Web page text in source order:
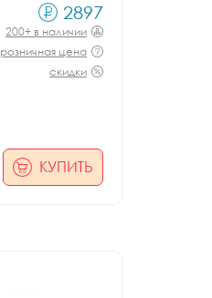
2897
200+ в наличии
розничная цена
скидки
КУПИТЬ